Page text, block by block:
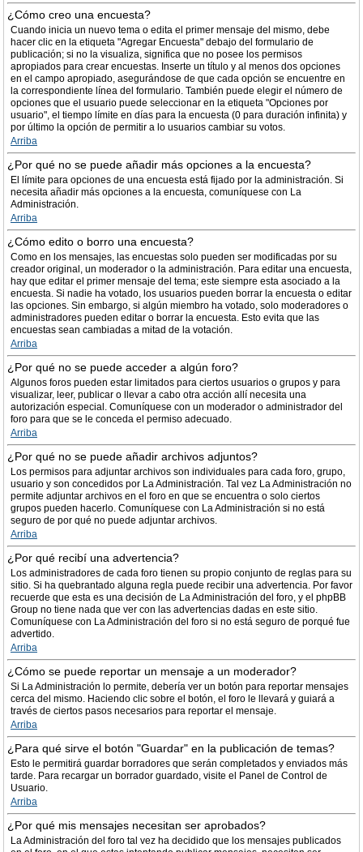
¿Cómo creo una encuesta?
Cuando inicia un nuevo tema o edita el primer mensaje del mismo, debe
hacer clic en la etiqueta "Agregar Encuesta" debajo del formulario de
publicación; si no la visualiza, significa que no posee los permisos
apropiados para crear encuestas. Inserte un título y al menos dos opciones
en el campo apropiado, asegurándose de que cada opción se encuentre en
la correspondiente línea del formulario. También puede elegir el número de
opciones que el usuario puede seleccionar en la etiqueta "Opciones por
usuario", el tiempo límite en días para la encuesta (0 para duración infinita) y
por último la opción de permitir a lo usuarios cambiar su votos.
Arriba
¿Por qué no se puede añadir más opciones a la encuesta?
El límite para opciones de una encuesta está fijado por la administración. Si
necesita añadir más opciones a la encuesta, comuníquese con La
Administración.
Arriba
¿Cómo edito o borro una encuesta?
Como en los mensajes, las encuestas solo pueden ser modificadas por su
creador original, un moderador o la administración. Para editar una encuesta,
hay que editar el primer mensaje del tema; este siempre esta asociado a la
encuesta. Si nadie ha votado, los usuarios pueden borrar la encuesta o editar
las opciones. Sin embargo, si algún miembro ha votado, solo moderadores o
administradores pueden editar o borrar la encuesta. Esto evita que las
encuestas sean cambiadas a mitad de la votación.
Arriba
¿Por qué no se puede acceder a algún foro?
Algunos foros pueden estar limitados para ciertos usuarios o grupos y para
visualizar, leer, publicar o llevar a cabo otra acción allí necesita una
autorización especial. Comuníquese con un moderador o administrador del
foro para que se le conceda el permiso adecuado.
Arriba
¿Por qué no se puede añadir archivos adjuntos?
Los permisos para adjuntar archivos son individuales para cada foro, grupo,
usuario y son concedidos por La Administración. Tal vez La Administración no
permite adjuntar archivos en el foro en que se encuentra o solo ciertos
grupos pueden hacerlo. Comuníquese con La Administración si no está
seguro de por qué no puede adjuntar archivos.
Arriba
¿Por qué recibí una advertencia?
Los administradores de cada foro tienen su propio conjunto de reglas para su
sitio. Si ha quebrantado alguna regla puede recibir una advertencia. Por favor
recuerde que esta es una decisión de La Administración del foro, y el phpBB
Group no tiene nada que ver con las advertencias dadas en este sitio.
Comuníquese con La Administración del foro si no está seguro de porqué fue
advertido.
Arriba
¿Cómo se puede reportar un mensaje a un moderador?
Si La Administración lo permite, debería ver un botón para reportar mensajes
cerca del mismo. Haciendo clic sobre el botón, el foro le llevará y guiará a
través de ciertos pasos necesarios para reportar el mensaje.
Arriba
¿Para qué sirve el botón "Guardar" en la publicación de temas?
Esto le permitirá guardar borradores que serán completados y enviados más
tarde. Para recargar un borrador guardado, visite el Panel de Control de
Usuario.
Arriba
¿Por qué mis mensajes necesitan ser aprobados?
La Administración del foro tal vez ha decidido que los mensajes publicados